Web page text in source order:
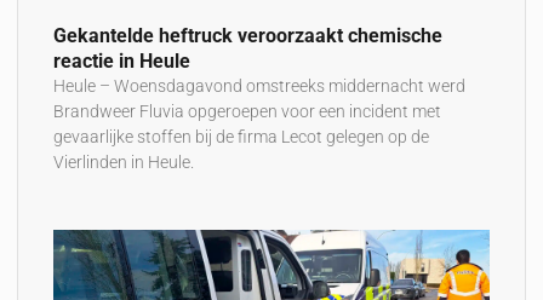
Gekantelde heftruck veroorzaakt chemische
reactie in Heule
Heule – Woensdagavond omstreeks middernacht werd
Brandweer Fluvia opgeroepen voor een incident met
gevaarlijke stoffen bij de firma Lecot gelegen op de
Vierlinden in Heule.